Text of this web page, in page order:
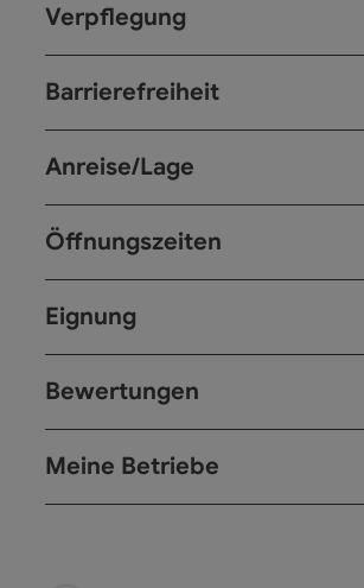
Verpflegung
Barrierefreiheit
Anreise/Lage
Öffnungszeiten
Eignung
Bewertungen
Meine Betriebe